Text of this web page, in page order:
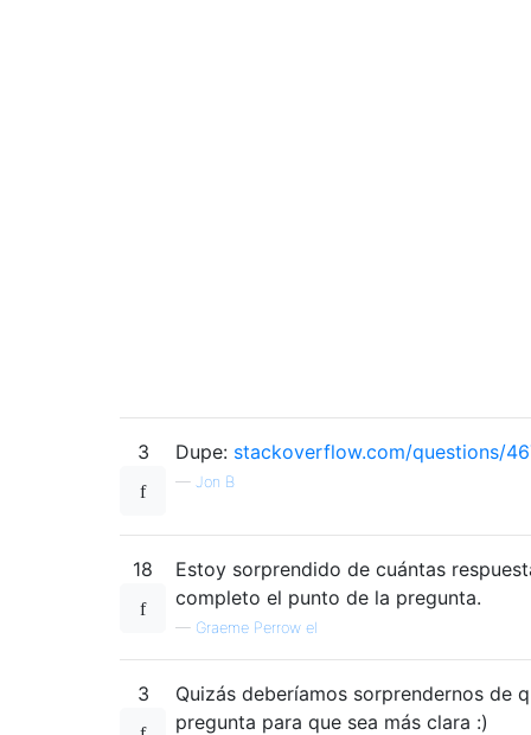
3 Dupe: stackoverflow.com/questions/
— Jon B
18
Estoy sorprendido de cuántas
completo el punto de la pregunta.
— Graeme Perrow el
3
Quizás deberíamos sorprendernos de
pregunta para que sea más clara :)